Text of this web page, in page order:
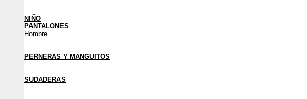
NIÑO
PANTALONES
Hombre
PERNERAS Y MANGUITOS
SUDADERAS